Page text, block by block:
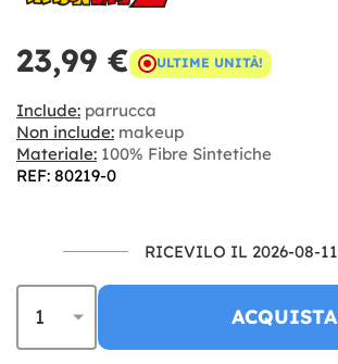
23,99 € ULTIME UNITÀ!
Include: parrucca
Non include: makeup
Materiale: 100% Fibre Sintetiche
REF: 80219-0
RICEVILO IL 2026-08-11
ACQUISTA